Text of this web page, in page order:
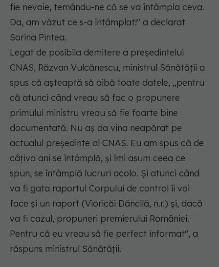
fie nevoie, temându-ne că se va întâmpla ceva.
Da, am văzut ce s-a întâmplat!" a declarat
Sorina Pintea.
Legat de posibila demitere a președintelui
CNAS, Răzvan Vulcănescu, ministrul Sănătății a
spus că așteaptă să aibă toate datele, „pentru
că atunci când vreau să fac o propunere
primului ministru vreau să fie foarte bine
documentată. Nu aș da vina neapărat pe
actualul președinte al CNAS. Eu am spus că de
câțiva ani se întâmplă, și îmi asum ceea ce
spun, se întâmplă lucruri acolo. Și atunci când
va fi gata raportul Corpului de control îi voi
face și un raport (Vioricăi Dăncilă, n.r.) și, dacă
va fi cazul, propuneri premierului României.
Pentru că eu vreau să fie perfect informat", a
răspuns ministrul Sănătății.